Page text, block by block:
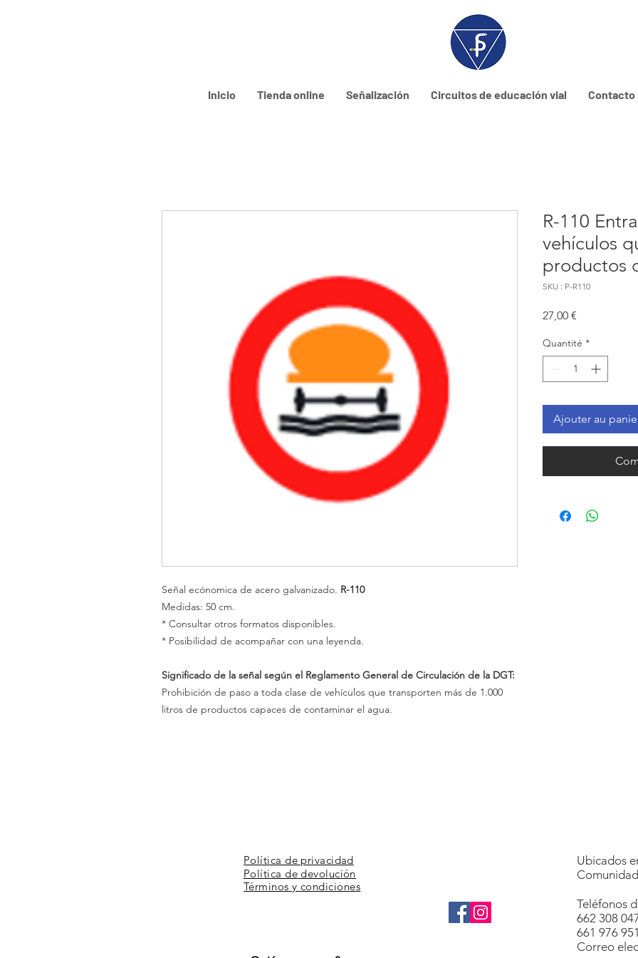
Inicio Tienda online Señalización Circuitos de educación vial Contacto
Señal ecónomica de acero galvanizado. R-110
Medidas: 50 cm.
* Consultar otros formatos disponibles.
* Posibilidad de acompañar con una leyenda.
Significado de la señal según el Reglamento General de Circulación de la DGT:
Prohibición de paso a toda clase de vehículos que transporten más de 1.000
litros de productos capaces de contaminar el agua.
R-110
vehículos
productos
SKU : P-R110
27,00 €
Quantité *
Ajouter au
Política de privacidad
Política de devolución
Términos y condiciones
Ubicados
Teléfonos
662 308
661 976 951
Correo